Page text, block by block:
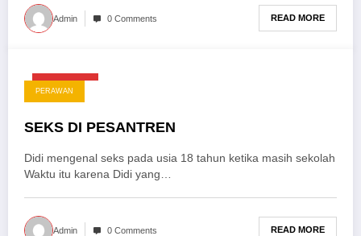
Admin 0 Comments READ MORE
Mei 7, 2025
PERAWAN
SEKS DI PESANTREN
Didi mengenal seks pada usia 18 tahun ketika masih sekolah
Waktu itu karena Didi yang…
Admin 0 Comments READ MORE